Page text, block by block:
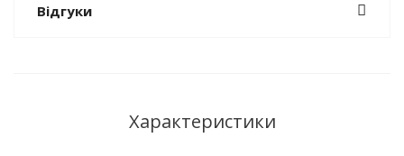
Відгуки
Характеристики